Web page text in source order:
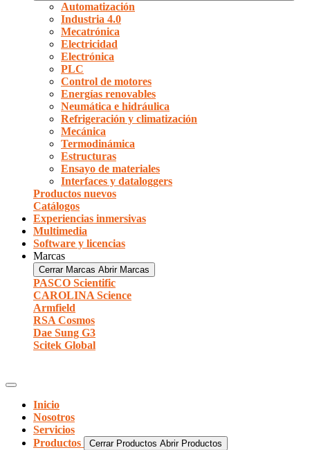
Automatización
Industria 4.0
Mecatrónica
Electricidad
Electrónica
PLC
Control de motores
Energías renovables
Neumática e hidráulica
Refrigeración y climatización
Mecánica
Termodinámica
Estructuras
Ensayo de materiales
Interfaces y dataloggers
Productos nuevos
Catálogos
Experiencias inmersivas
Multimedia
Software y licencias
Marcas
Cerrar Marcas Abrir Marcas
PASCO Scientific
CAROLINA Science
Armfield
RSA Cosmos
Dae Sung G3
Scitek Global
Inicio
Nosotros
Servicios
Productos
Cerrar Productos Abrir Productos